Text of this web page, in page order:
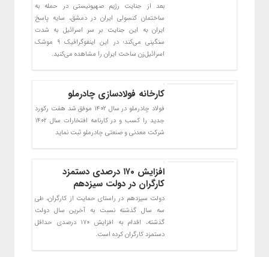
بعد از جنایت رژیم صهیونیستی در حمله به
ساختمان کنسولی ایران در دمشق، سایه پاسخ
ایران به این جنایت بر سر اسرائیل به شدت
سنگینی می‌کند؛ در این اینفوگرافیک ۹ موشک
اسرائیل‌زن ساخت ایران را مشاهده می‌کنید.
کارخانه فولاد‌سازی چادرملو
فولاد چادرملو در سال ۱۴۰۲ موفق شد هفت رکورد
جدید را کسب و در کارنامه افتخارات سال ۱۴۰۲
شرکت معدنی و صنعتی چادرملو ثبت نماید
افزایش ۱۷۰ درصدی دستمزد
کارگران در دولت سیزدهم
دولت سیزدهم در راستای حمایت از کارگران، طی
سه سال گذشته نسبت به آخرین سال دولت
گذشته، اقدام به افزایش ۱۷۰ درصدی حداقل
دستمزد کارگران کرده است.